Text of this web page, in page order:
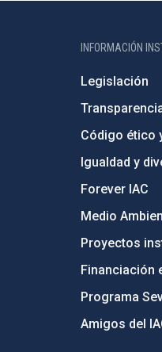
INFORMACIÓN
Legislación
Código ético
Igualdad y
Forever IAC
Medio
Proyectos
Financiación
Programa
Amigos del